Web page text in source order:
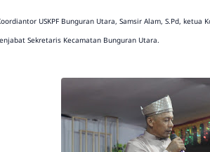
USKPF Bunguran Utara, Samsir Alam, S.Pd,
Sekretaris Kecamatan Bunguran Utara.